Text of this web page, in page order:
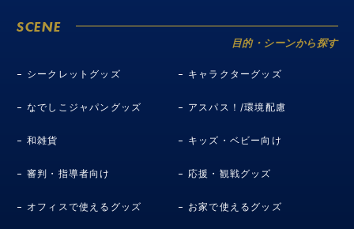
SCENE
目的・シーンから探す
シークレットグッズ キャラクターグッズ
なでしこジャパングッズ アスパス！/環境配慮
和雑貨 キッズ・ベビー向け
審判・指導者向け 応援・観戦グッズ
オフィスで使えるグッズ お家で使えるグッズ